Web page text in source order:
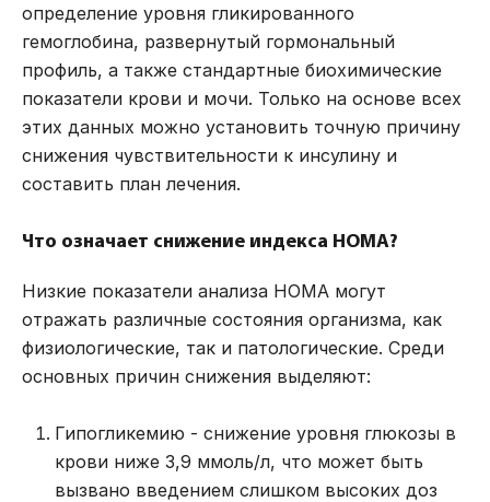
определение уровня гликированного
гемоглобина, развернутый гормональный
профиль, а также стандартные биохимические
показатели крови и мочи. Только на основе всех
этих данных можно установить точную причину
снижения чувствительности к инсулину и
составить план лечения.
Что означает снижение индекса HOMA?
Низкие показатели анализа HOMA могут
отражать различные состояния организма, как
физиологические, так и патологические. Среди
основных причин снижения выделяют:
Гипогликемию - снижение уровня глюкозы в
крови ниже 3,9 ммоль/л, что может быть
вызвано введением слишком высоких доз